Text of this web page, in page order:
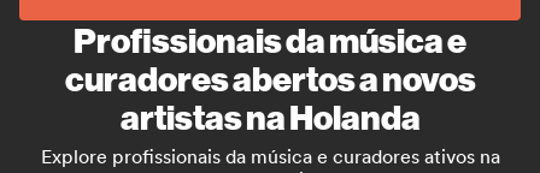
Profissionais da música e
curadores abertos a novos
artistas na Holanda
Explore profissionais da música e curadores ativos na